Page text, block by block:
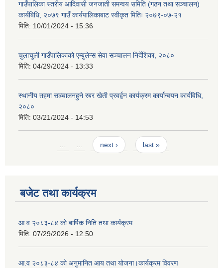
गाउँपालिका स्तरीय आदिवासी जनजाती समन्वय समिति (गठन तथा सञ्चालन)
कार्यबिधि, २०७९ गाउँ कार्यपालिकाबाट स्वीकृत मितिः २०७९-०७-२१
मिति: 10/01/2024 - 15:36
चुलाचुली गाउँपालिकाको एम्बुलेन्स सेवा सञ्चालन निर्देशिका, २०८०
मिति: 04/29/2024 - 13:33
स्थानीय तहमा सञ्चालनहुने रबर खेती प्रवर्द्वन कार्यक्रम कार्यान्वयन कार्यविधि,
२०८०
मिति: 03/21/2024 - 14:53
next › last »
बजेट तथा कार्यक्रम
आ.व.२०८३-८४ को बार्षिक निति तथा कार्यक्रम
मिति: 07/29/2026 - 12:50
आ.व २०८३-८४ को अनुमानित आय तथा योजना।कार्यक्रम विवरण